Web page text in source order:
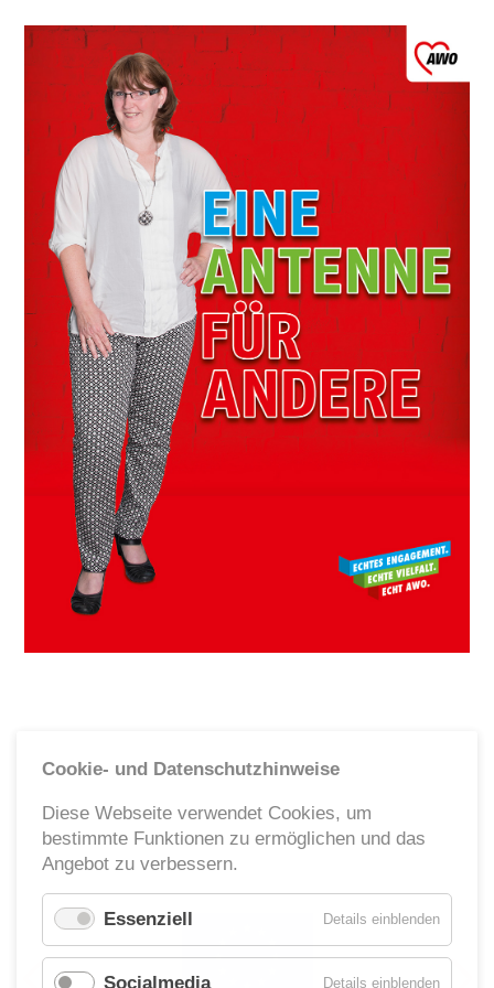
Werte
Statut & Satzung AWO
Bundesverband
AWO Unternehmenskodex
Beschlüsse Landeskonferenzen
Geschäftsstelle
Korporative Partner
Die AWO in Mecklenburg Vorpommern
Oft gefragt in Verband
Stellenangebote
Initiative Transparente Zivilgesellschaft
Ehrenamt
Geschäftsstelle
Kinder- und Jugendhilfe
Cookie- und Datenschutzhinweise
Diese Webseite verwendet Cookies, um
bestimmte Funktionen zu ermöglichen und das
Angebot zu verbessern.
Essenziell Details einblendenfür
Socialmedia Details einblendenfür